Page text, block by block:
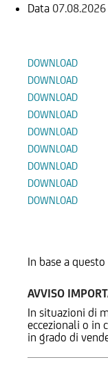
Data 07.08.2026
DOWNLOAD
DOWNLOAD
DOWNLOAD
DOWNLOAD
DOWNLOAD
DOWNLOAD
DOWNLOAD
DOWNLOAD
DOWNLOAD
In base a
AVVISO
In situazioni di
eccezionali o in
in grado di